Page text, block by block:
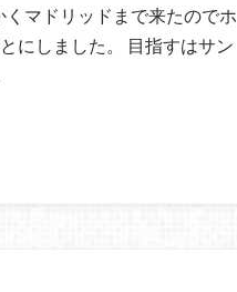
マドリッドまで来たのでホ
にしました。 目指すはサン